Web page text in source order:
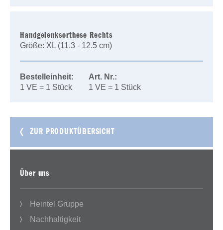
Handgelenksorthese Rechts
Größe: XL (11.3 - 12.5 cm)
Bestelleinheit:
Art. Nr.:
1 VE = 1 Stück
1 VE = 1 Stück
ZUR PRODUKTÜBERSICHT
Über uns
Heintel Gruppe
Nachhaltigkeit